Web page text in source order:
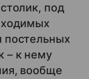
под
– к нему
вообще